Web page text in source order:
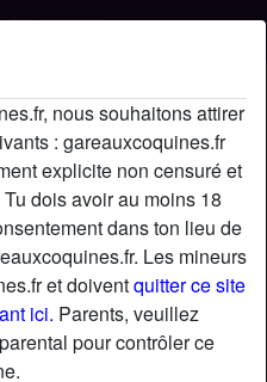
nous souhaitons attirer
: gareauxcoquines.fr
explicite non censuré et
dois avoir au moins 18
dans ton lieu de
Les mineurs
et doiventquitter ce site
ici. Parents, veuillez
pour contrôler ce